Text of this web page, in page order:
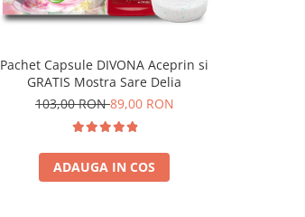
Pachet Capsule DIVONA Aceprin si
GRATIS Mostra Sare Delia
103,00 RON89,00 RON
ADAUGA IN COS